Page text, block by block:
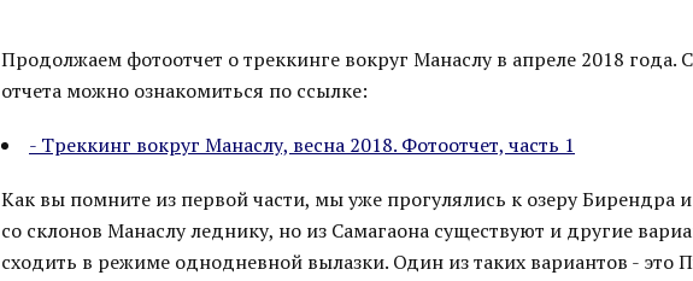
Продолжаем фотоотчет о треккинге вокруг Манаслу в апреле 2018 года.
отчета можно ознакомиться по ссылке:
- Треккинг вокруг Манаслу, весна 2018. Фотоотчет, часть 1
Как вы помните из первой части, мы уже прогулялись к озеру Бирендра
со склонов Манаслу леднику, но из Самагаона существуют и другие
сходить в режиме однодневной вылазки. Один из таких вариантов - это